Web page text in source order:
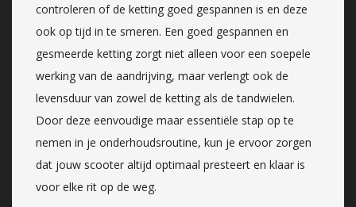
controleren of de ketting goed gespannen is en deze
ook op tijd in te smeren. Een goed gespannen en
gesmeerde ketting zorgt niet alleen voor een soepele
werking van de aandrijving, maar verlengt ook de
levensduur van zowel de ketting als de tandwielen.
Door deze eenvoudige maar essentiële stap op te
nemen in je onderhoudsroutine, kun je ervoor zorgen
dat jouw scooter altijd optimaal presteert en klaar is
voor elke rit op de weg.